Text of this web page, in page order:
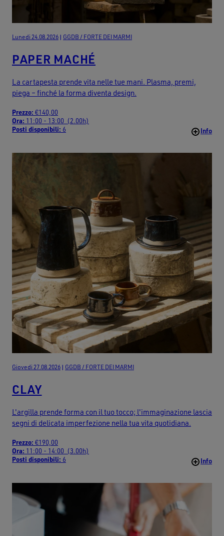
Lunedi 24.08.2026 | GGDB / FORTE DEI MARMI
PAPER MACHÉ
La cartapesta prende vita nelle tue mani. Plasma, premi,
piega – finché la forma diventa design.
Prezzo: €140,00
Ora: 11:00 - 13:00 (2.00h)
Posti disponibili: 6 Info
Giovedi 27.08.2026 | GGDB / FORTE DEI MARMI
CLAY
L'argilla prende forma con il tuo tocco; l'immaginazione lascia
segni di delicata imperfezione nella tua vita quotidiana.
Prezzo: €190,00
Ora: 11:00 - 14:00 (3.00h)
Posti disponibili: 6 Info